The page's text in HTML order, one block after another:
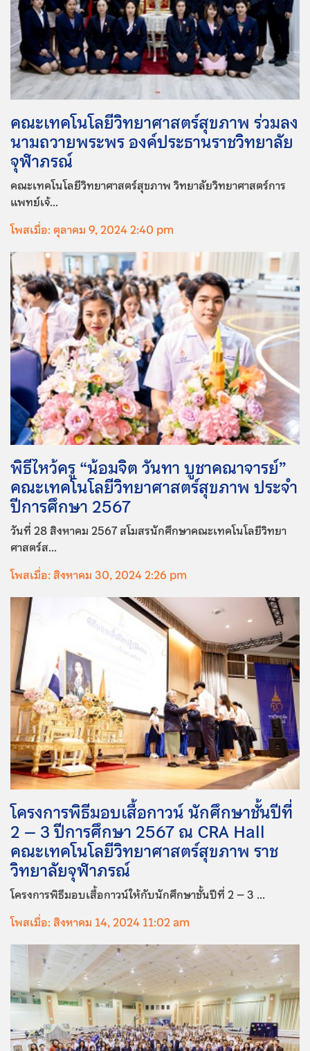
คณะเทคโนโลยีวิทยาศาสตร์สุขภาพ ร่วมลง
นามถวายพระพร องค์ประธานราชวิทยาลัย
จุฬาภรณ์
คณะเทคโนโลยีวิทยาศาสตร์สุขภาพ วิทยาลัยวิทยาศาสตร์การ
แพทย์เจ้...
โพสเมื่อ: ตุลาคม 9, 2024 2:40 pm
พิธีไหว้ครู “น้อมจิต วันทา บูชาคณาจารย์”
คณะเทคโนโลยีวิทยาศาสตร์สุขภาพ ประจำ
ปีการศึกษา 2567
วันที่ 28 สิงหาคม 2567 สโมสรนักศึกษาคณะเทคโนโลยีวิทยา
ศาสตร์ส...
โพสเมื่อ: สิงหาคม 30, 2024 2:26 pm
โครงการพิธีมอบเสื้อกาวน์ นักศึกษาชั้นปีที่
2 – 3 ปีการศึกษา 2567 ณ CRA Hall
คณะเทคโนโลยีวิทยาศาสตร์สุขภาพ ราช
วิทยาลัยจุฬาภรณ์
โครงการพิธีมอบเสื้อกาวน์ให้กับนักศึกษาชั้นปีที่ 2 – 3 ...
โพสเมื่อ: สิงหาคม 14, 2024 11:02 am